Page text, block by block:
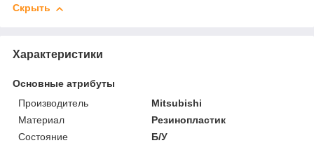
Скрыть
Характеристики
Основные атрибуты
Производитель
Mitsubishi
Материал
Резинопластик
Состояние
Б/У